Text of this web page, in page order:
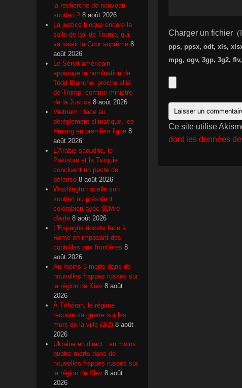
Charger un fichier
pps, ppsx, odt, xls,
mpg, ogv, 3gp, 3g2,
Ce site utilise
dont les données
la recherche de nouveau
soutien ? 8 août 2026
La justice bloque encore la
salle de bal de Trump, qui
va saisir la Cour suprême 8
août 2026
Le Sénat américain
approuve la nomination de
Todd Blanche, proche allié
de Trump, comme ministre
de la Justice 8 août 2026
Vietnam : face au
dérèglement climatique, les
Hmong en première ligne 8
août 2026
L'Arabie saoudite, le
Pakistan et la Turquie
concluent un pacte de
défense 8 août 2026
Washington scelle son
soutien au président
colombien avec $1Mrd
d'aide 8 août 2026
L'Espagne riposte face à
Rome en imposant des
contrôles aux frontières 8
août 2026
Au moins 3 morts dans de
nouvelles frappes russes sur
la région de Kiev 8 août
2026
À Téhéran, le régime
raconte sa guerre sur les
murs de la ville (2/2) 8 août
2026
Ukraine en direct : au moins
quatre morts dans de
nouvelles frappes russes sur
la région de Kiev 8 août
2026